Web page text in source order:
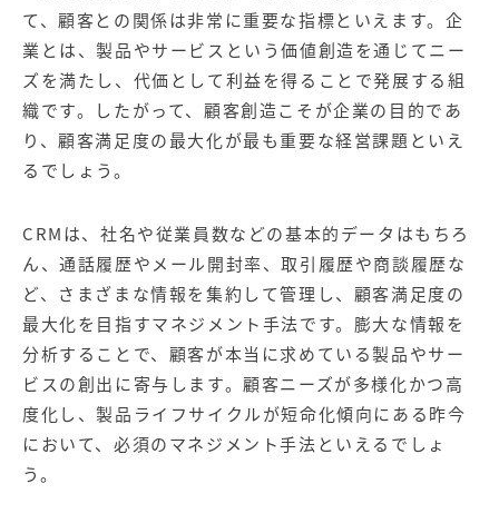
て、顧客との関係は非常に重要な指標といえます。企
業とは、製品やサービスという価値創造を通じてニー
ズを満たし、代価として利益を得ることで発展する組
織です。したがって、顧客創造こそが企業の目的であ
り、顧客満足度の最大化が最も重要な経営課題といえ
るでしょう。
CRMは、社名や従業員数などの基本的データはもちろ
ん、通話履歴やメール開封率、取引履歴や商談履歴な
ど、さまざまな情報を集約して管理し、顧客満足度の
最大化を目指すマネジメント手法です。膨大な情報を
分析することで、顧客が本当に求めている製品やサー
ビスの創出に寄与します。顧客ニーズが多様化かつ高
度化し、製品ライフサイクルが短命化傾向にある昨今
において、必須のマネジメント手法といえるでしょ
う。